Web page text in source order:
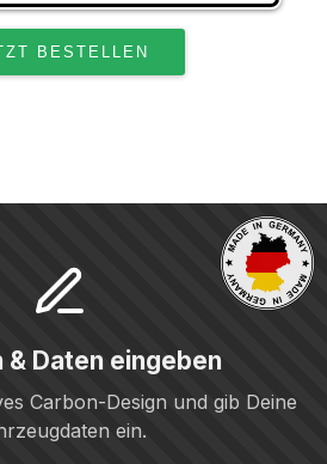
& Daten eingeben
Carbon-Design und gib Deine
ein.